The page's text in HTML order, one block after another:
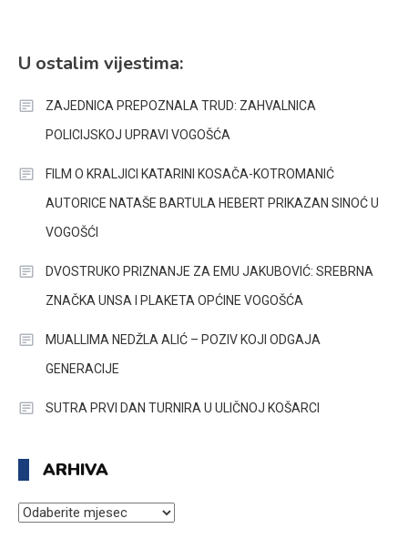
U ostalim vijestima:
ZAJEDNICA PREPOZNALA TRUD: ZAHVALNICA
POLICIJSKOJ UPRAVI VOGOŠĆA
FILM O KRALJICI KATARINI KOSAČA-KOTROMANIĆ
AUTORICE NATAŠE BARTULA HEBERT PRIKAZAN SINOĆ U
VOGOŠĆI
DVOSTRUKO PRIZNANJE ZA EMU JAKUBOVIĆ: SREBRNA
ZNAČKA UNSA I PLAKETA OPĆINE VOGOŠĆA
MUALLIMA NEDŽLA ALIĆ – POZIV KOJI ODGAJA
GENERACIJE
SUTRA PRVI DAN TURNIRA U ULIČNOJ KOŠARCI
ARHIVA
ARHIVA